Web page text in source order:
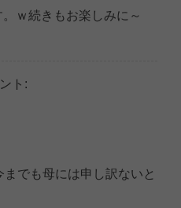
ｗ続きもお楽しみに～
ト:
でも母には申し訳ないと